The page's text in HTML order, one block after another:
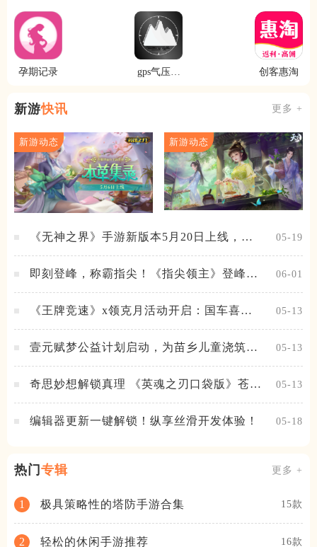
孕期记录
gps气压海
创客惠淘
新游快讯 更多 +
新游动态 新游动态
《无神之界》手游新版本5月20日上线，女
05-19
即刻登峰，称霸指尖！《指尖领主》登峰测
06-01
《王牌竞速》x领克月活动开启：国车喜迎
05-13
壹元赋梦公益计划启动，为苗乡儿童浇筑梦
05-13
奇思妙想解锁真理 《英魂之刃口袋版》苍天
05-13
编辑器更新一键解锁！纵享丝滑开发体验！ 05-18
热门 专辑 更多 +
1 极具策略性的塔防手游合集 15款
2 轻松的休闲手游推荐 16款